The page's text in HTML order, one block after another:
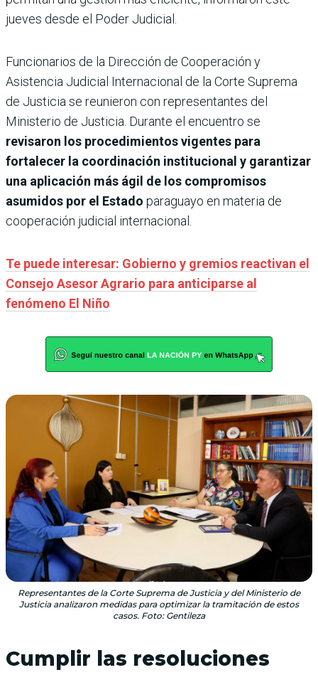
jueves desde el Poder Judicial.
Funcionarios de la Dirección de Cooperación y
Asistencia Judicial Internacional de la Corte Suprema
de Justicia se reunieron con representantes del
Ministerio de Justicia. Durante el encuentro se
revisaron los procedimientos vigentes para
fortalecer la coordinación institucional y garantizar
una aplicación más ágil de los compromisos
asumidos por el Estado paraguayo en materia de
cooperación judicial internacional.
Te puede interesar: Gobierno y gremios reactivan el
Consejo Asesor Agrario para anticiparse al
fenómeno El Niño
Representantes de la Corte Suprema de Justicia y del Ministerio de
Justicia analizaron medidas para optimizar la tramitación de estos
casos. Foto: Gentileza
Cumplir las resoluciones